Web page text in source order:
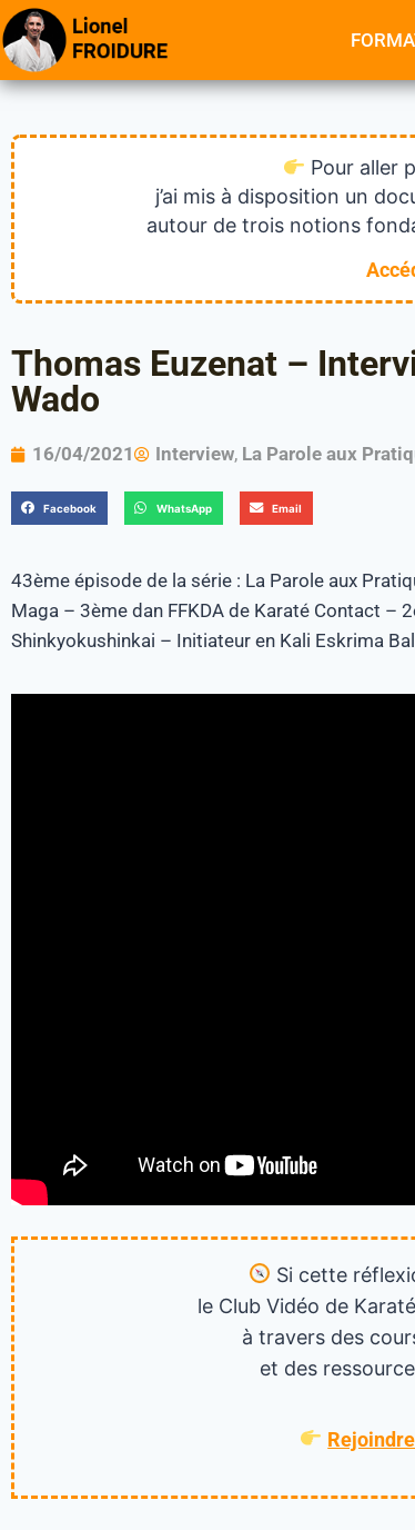
Pour aller
j’ai mis à disposition un
autour de trois notions
Thomas Euzenat –
Wado
16/04/2021 Interview, La Parole aux
Facebook WhatsApp Email
43ème épisode de la série : La Parole aux
Maga – 3ème dan FFKDA de Karaté Contact –
Shinkyokushinkai – Initiateur en Kali Eskrima
Si cette
le Club Vidéo de
à travers des
et des